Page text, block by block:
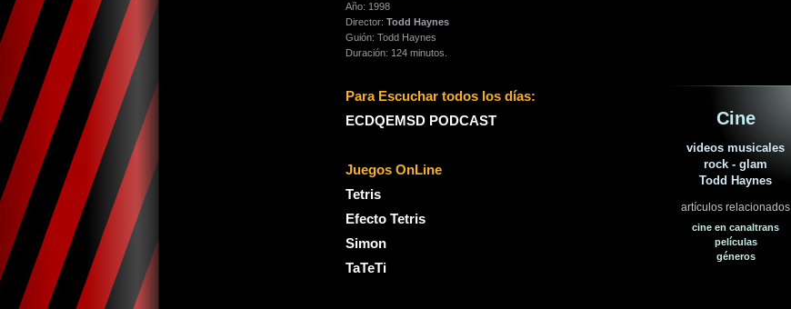
Año: 1998
Director: Todd Haynes
Guión: Todd Haynes
Duración: 124 minutos.
Para Escuchar todos los días:
ECDQEMSD PODCAST
Juegos OnLine
Tetris
Efecto Tetris
Simon
TaTeTi
Cine
videos musicales
rock - glam
Todd Haynes
artículos relacionados
cine en canaltrans
películas
géneros